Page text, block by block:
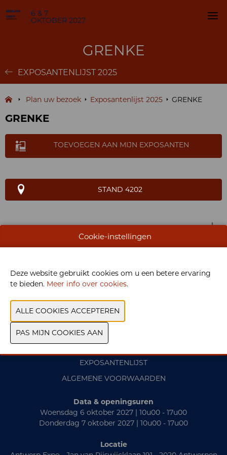
6 & 7
OKTOBER 2027
GRENKE
EXPOSANTENLIJST 2025
Plan uw bezoek Exposantenlijst 2025 GRENKE
GRENKE
TOEVOEGEN AAN MIJN EXPOSANTEN
STAND 4202
CONTACT
PRAKTISCH
EXPOSANTENLIJST
ALGEMENE VOORWAARDEN
Data & openingsuren
Woensdag 6 oktober 2027 | 10u00 - 17u00
Donderdag 7 oktober 2027 | 10u00 - 17u00
Locatie
Cookie-instellingen
Deze website gebruikt cookies om u een betere ervaring
te bieden. Meer info over cookies.